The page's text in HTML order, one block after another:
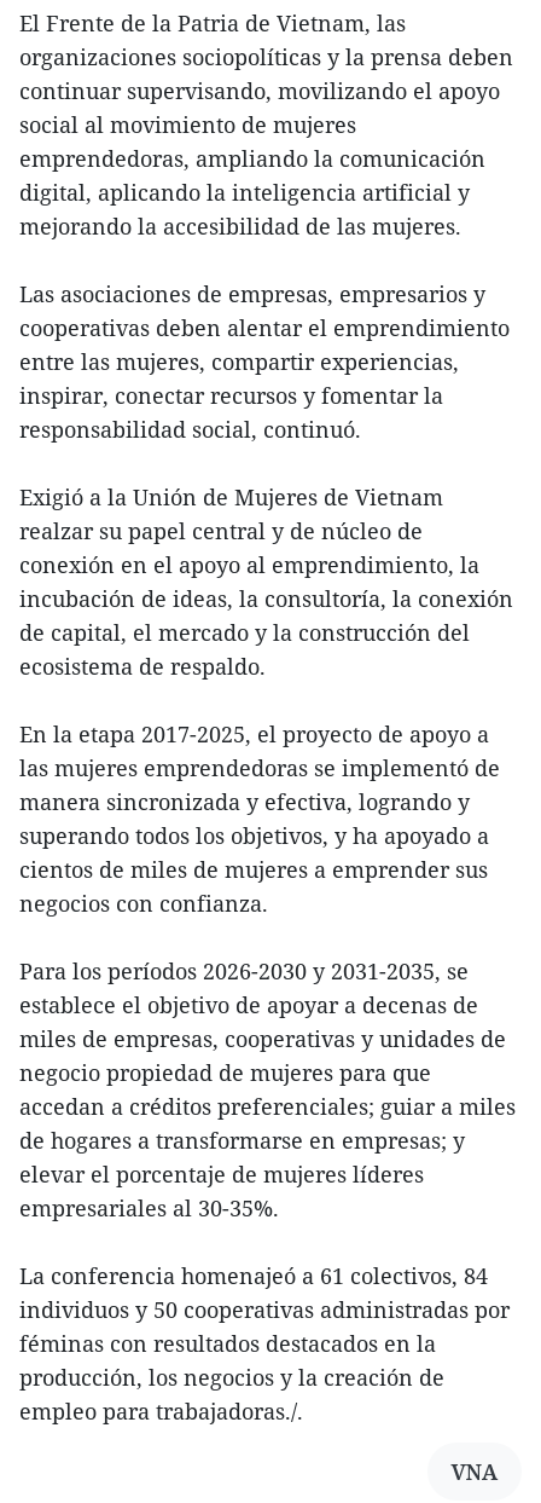
El Frente de la Patria de Vietnam, las
organizaciones sociopolíticas y la prensa deben
continuar supervisando, movilizando el apoyo
social al movimiento de mujeres
emprendedoras, ampliando la comunicación
digital, aplicando la inteligencia artificial y
mejorando la accesibilidad de las mujeres.
Las asociaciones de empresas, empresarios y
cooperativas deben alentar el emprendimiento
entre las mujeres, compartir experiencias,
inspirar, conectar recursos y fomentar la
responsabilidad social, continuó.
Exigió a la Unión de Mujeres de Vietnam
realzar su papel central y de núcleo de
conexión en el apoyo al emprendimiento, la
incubación de ideas, la consultoría, la conexión
de capital, el mercado y la construcción del
ecosistema de respaldo.
En la etapa 2017-2025, el proyecto de apoyo a
las mujeres emprendedoras se implementó de
manera sincronizada y efectiva, logrando y
superando todos los objetivos, y ha apoyado a
cientos de miles de mujeres a emprender sus
negocios con confianza.
Para los períodos 2026-2030 y 2031-2035, se
establece el objetivo de apoyar a decenas de
miles de empresas, cooperativas y unidades de
negocio propiedad de mujeres para que
accedan a créditos preferenciales; guiar a miles
de hogares a transformarse en empresas; y
elevar el porcentaje de mujeres líderes
empresariales al 30-35%.
La conferencia homenajeó a 61 colectivos, 84
individuos y 50 cooperativas administradas por
féminas con resultados destacados en la
producción, los negocios y la creación de
empleo para trabajadoras./.
VNA